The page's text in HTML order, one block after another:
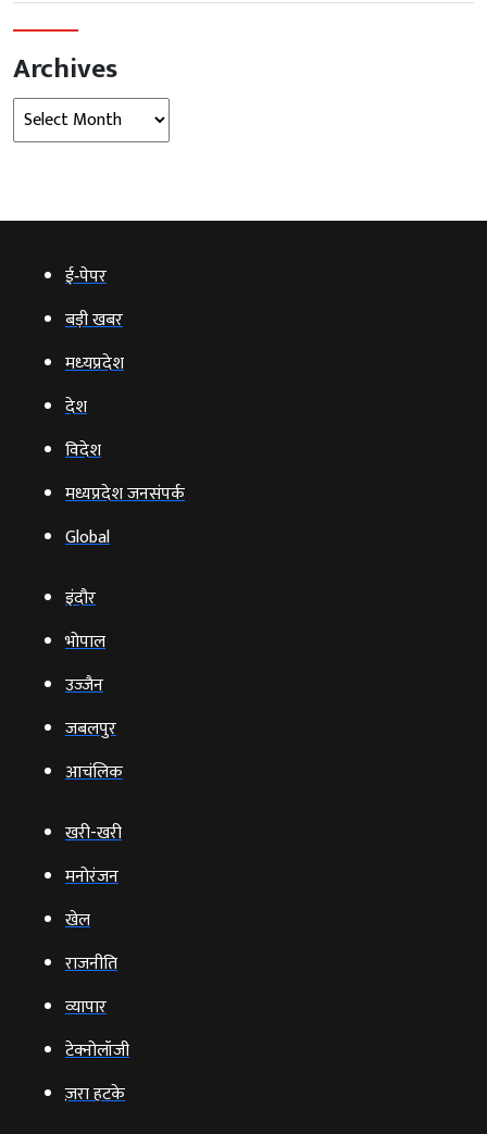
Archives
Archives
ई‑पेपर
बड़ी खबर
मध्‍यप्रदेश
देश
विदेश
मध्यप्रदेश जनसंपर्क
Global
इंदौर
भोपाल
उज्‍जैन
जबलपुर
आचंलिक
खरी-खरी
मनोरंजन
खेल
राजनीति
व्‍यापार
टेक्‍नोलॉजी
ज़रा हटके